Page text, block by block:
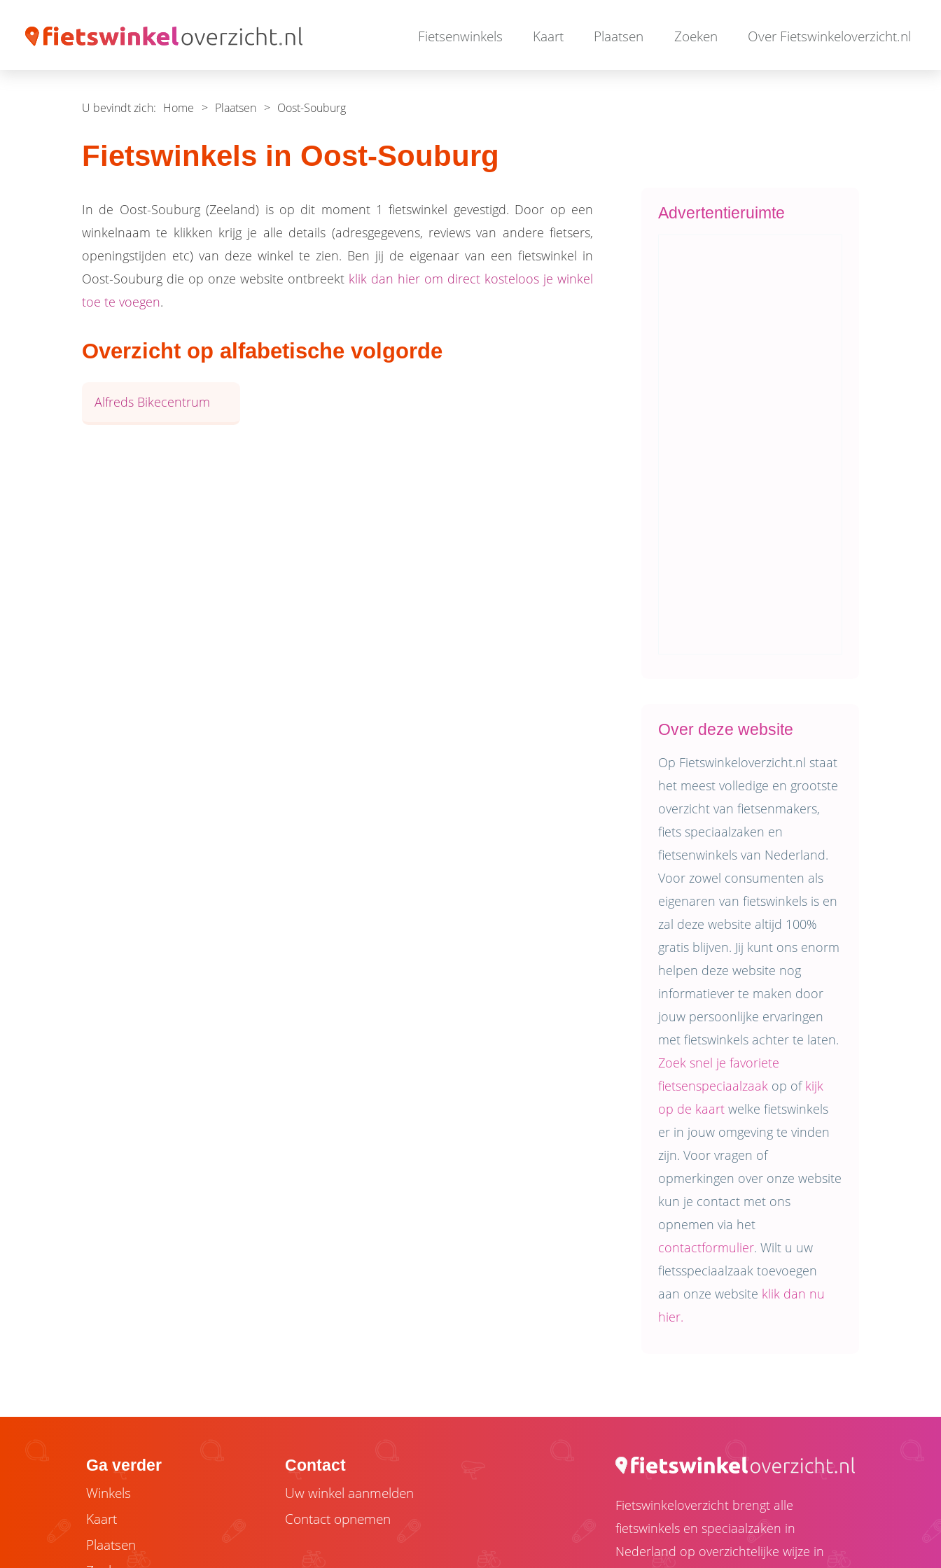
Fietsenwinkels Kaart Plaatsen Zoeken Over Fietswinkeloverzicht.nl
U bevindt zich: Home > Plaatsen > Oost-Souburg
Fietswinkels in Oost-Souburg
In de Oost-Souburg (Zeeland) is op dit moment 1 fietswinkel gevestigd. Door op een
winkelnaam te klikken krijg je alle details (adresgegevens, reviews van andere fietsers,
openingstijden etc) van deze winkel te zien. Ben jij de eigenaar van een fietswinkel in
Oost-Souburg die op onze website ontbreekt klik dan hier om direct kosteloos je winkel
toe te voegen.
Overzicht op alfabetische volgorde
Alfreds Bikecentrum
Advertentieruimte
Over deze website
Op Fietswinkeloverzicht.nl staat
het meest volledige en grootste
overzicht van fietsenmakers,
fiets speciaalzaken en
fietsenwinkels van Nederland.
Voor zowel consumenten als
eigenaren van fietswinkels is en
zal deze website altijd 100%
gratis blijven. Jij kunt ons enorm
helpen deze website nog
informatiever te maken door
jouw persoonlijke ervaringen
met fietswinkels achter te laten.
Zoek snel je favoriete
fietsenspeciaalzaak op ofkijk
op de kaart welke fietswinkels
er in jouw omgeving te vinden
zijn. Voor vragen of
opmerkingen over onze website
kun je contact met ons
opnemen via het
contactformulier. Wilt u uw
fietsspeciaalzaak toevoegen
aan onze website klik dan nu
hier.
Ga verder
Winkels
Kaart
Plaatsen
Contact
Uw winkel aanmelden
Contact opnemen
Fietswinkeloverzicht brengt alle
fietswinkels en speciaalzaken in
Nederland op overzichtelijke wijze in